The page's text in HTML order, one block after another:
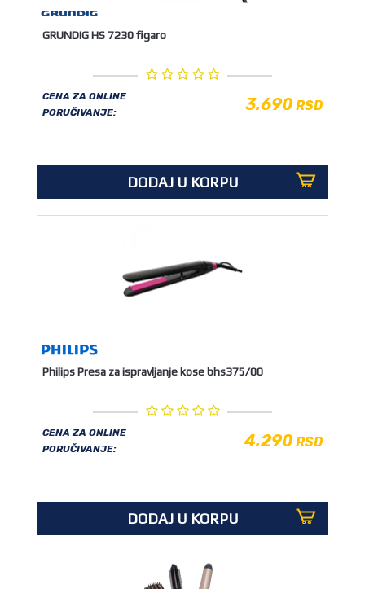
GRUNDIG HS 7230 figaro
CENA ZA ONLINE
PORUČIVANJE:
3.690RSD
DODAJ U KORPU
Philips Presa za ispravljanje kose bhs375/00
CENA ZA ONLINE
PORUČIVANJE:
4.290RSD
DODAJ U KORPU